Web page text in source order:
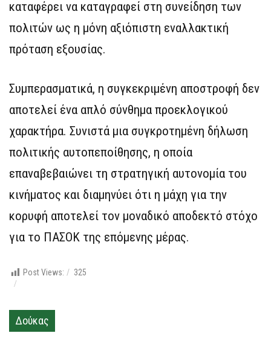
καταφέρει να καταγραφεί στη συνείδηση των
πολιτών ως η μόνη αξιόπιστη εναλλακτική
πρόταση εξουσίας.
Συμπερασματικά, η συγκεκριμένη αποστροφή δεν
αποτελεί ένα απλό σύνθημα προεκλογικού
χαρακτήρα. Συνιστά μια συγκροτημένη δήλωση
πολιτικής αυτοπεποίθησης, η οποία
επαναβεβαιώνει τη στρατηγική αυτονομία του
κινήματος και διαμηνύει ότι η μάχη για την
κορυφή αποτελεί τον μοναδικό αποδεκτό στόχο
για το ΠΑΣΟΚ της επόμενης μέρας.
Post Views: 325
Δούκας